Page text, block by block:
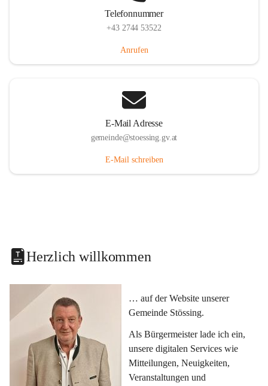
Telefonnummer
+43 2744 53522
Anrufen
E-Mail Adresse
gemeinde@stoessing.gv.at
E-Mail schreiben
Herzlich willkommen
… auf der Website unserer
Gemeinde Stössing.
Als Bürgermeister lade ich ein,
unsere digitalen Services wie
Mitteilungen, Neuigkeiten,
Veranstaltungen und